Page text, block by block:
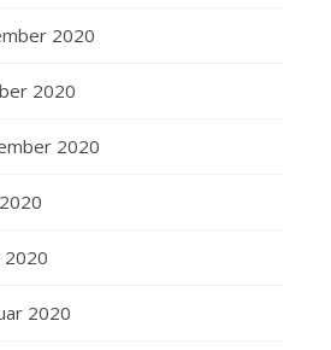
2020
2020
2020
2020
2020